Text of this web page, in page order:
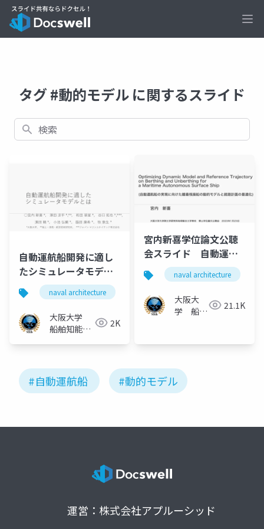
タグ #動的モデル に関するスライド
検索
自動運航船開発に適し
たシミュレータモデル
とは
naval architecture
大阪大学
船舶知能化
2K
宮内新喜学位論文公聴
会スライド 自動運航
船の実現に向けた離着
桟操船の動的モデルと
経路計画の最適化
naval architecture
大阪大
学 船舶
21.1K
#自動運航船 #動的モデル
運営：株式会社アプルーシッド